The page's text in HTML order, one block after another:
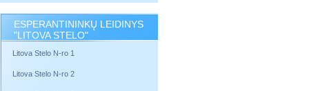
ESPERANTININKŲ LEIDINYS
"LITOVA STELO"
Litova Stelo N-ro 1
Litova Stelo N-ro 2